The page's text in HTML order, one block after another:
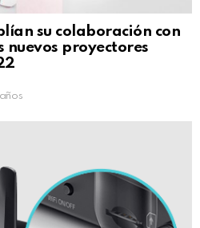
su colaboración con
nuevos proyectores